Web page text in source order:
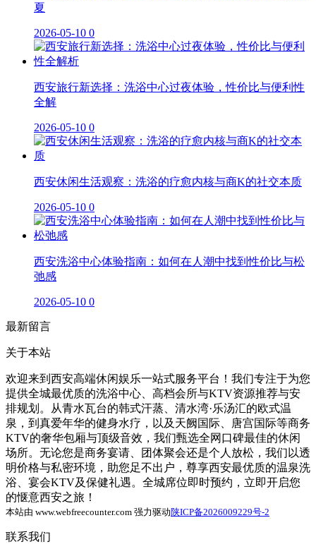
夏
2026-05-10 0
西安旅行新选择：洗浴中心过夜体验，性价比与便利性
全解
2026-05-10 0
西安休闲生活观察：洗浴的疗愈内核与商K的社交本质
2026-05-10 0
西安洗浴中心体验指南：如何在人潮中找到性价比与松
弛感
2026-05-10 0
最新留言
关于本站
欢迎来到西安高端休闲娱乐一站式服务平台！我们专注于为您
提供全城最优质的洗浴中心、高档会所与KTV资源推荐与安
排规划。从青水瓦台的韩式汗蒸、清水湾·乐汤汇的欧式温
泉，到真爱年华的健身水疗，以及天阙国际、唐宫国际等商务
KTV的奢华包厢与顶级音效，我们甄选全网口碑最佳的休闲
场所。无论您是商务宴请、团体聚会还是个人放松，我们以透
明价格与私密环境，助您足不出户，尊享西安最优质的温泉洗
浴、宴会KTV及保健礼遇。全城席位即时预约，立即开启您
的惬意西安之旅！
本站由 www.webfreecounter.com 强力驱动陕ICP备2026009229号-2
联系我们